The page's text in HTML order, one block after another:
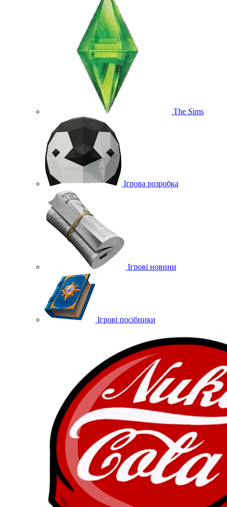
The Sims
Ігрова розробка
Ігрові новини
Ігрові посібники